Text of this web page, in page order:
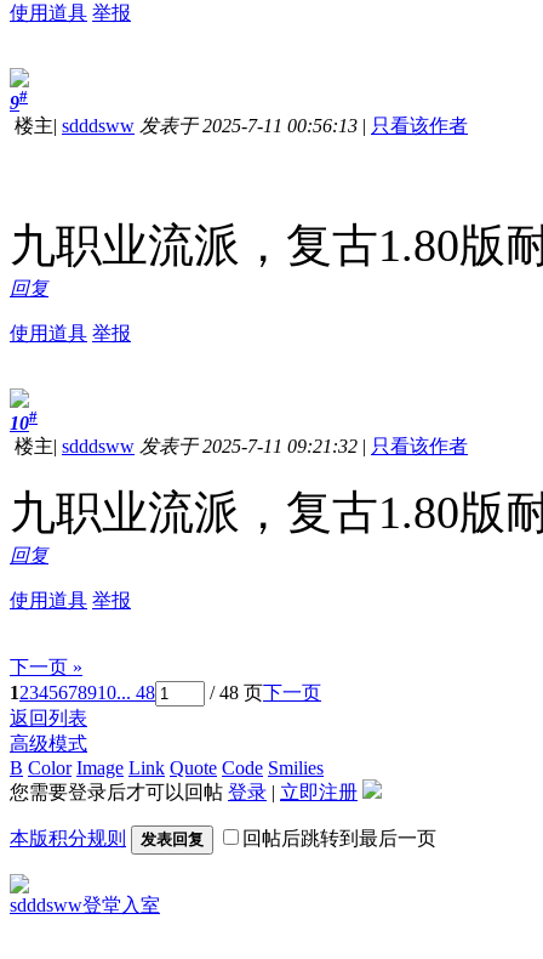
使用道具 举报
9#
楼主| sdddsww 发表于 2025-7-11 00:56:13 | 只看该作者
九职业流派，复古1.80版
回复
使用道具 举报
10#
楼主| sdddsww 发表于 2025-7-11 09:21:32 | 只看该作者
九职业流派，复古1.80版
回复
使用道具 举报
下一页 »
12345678910... 48 / 48 页下一页
返回列表
高级模式
B Color Image Link Quote Code Smilies
您需要登录后才可以回帖 登录 | 立即注册
本版积分规则 发表回复 回帖后跳转到最后一页
sdddsww登堂入室